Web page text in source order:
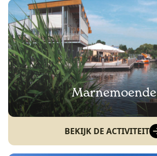
Marnemoende
BEKIJK DE ACTIVITEIT